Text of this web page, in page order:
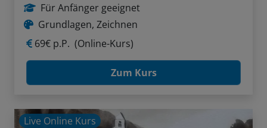
Für Anfänger geeignet
Grundlagen, Zeichnen
69€ p.P. (Online-Kurs)
Zum Kurs
Live Online Kurs